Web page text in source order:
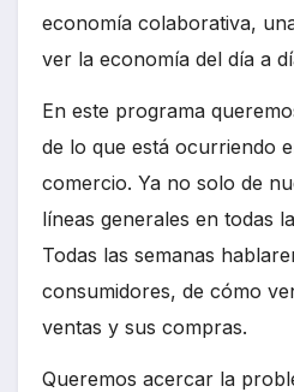
economía colaborativa,
ver la economía del día a
En este programa
de lo que está ocurriendo
comercio. Ya no solo de
líneas generales en todas
Todas las semanas
consumidores, de cómo
ventas y sus compras.
Queremos acercar la